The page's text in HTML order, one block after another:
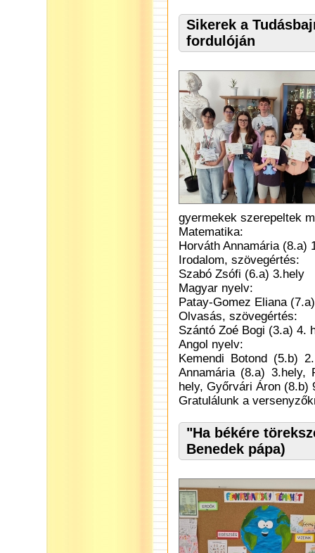
Sikerek a
fordulóján
gyermekek szerepeltek
Matematika:
Horváth Annamária (8.a)
Irodalom, szövegértés:
Szabó Zsófi (6.a) 3.hely
Magyar nyelv:
Patay-Gomez Eliana
Olvasás, szövegértés:
Szántó Zoé Bogi (3.a) 4.
Angol nyelv:
Kemendi Botond (5.b)
Annamária (8.a)
hely, Győrvári Áron (8.b)
Gratulálunk a
"Ha békére
Benedek pápa)